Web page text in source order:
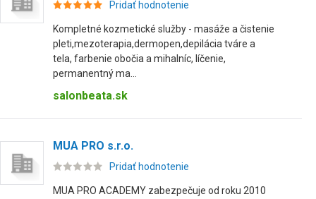
Pridať hodnotenie
Kompletné kozmetické služby - masáže a čistenie
pleti,mezoterapia,dermopen,depilácia tváre a
tela, farbenie obočia a mihalníc, líčenie,
permanentný ma...
salonbeata.sk
MUA PRO s.r.o.
Pridať hodnotenie
MUA PRO ACADEMY zabezpečuje od roku 2010